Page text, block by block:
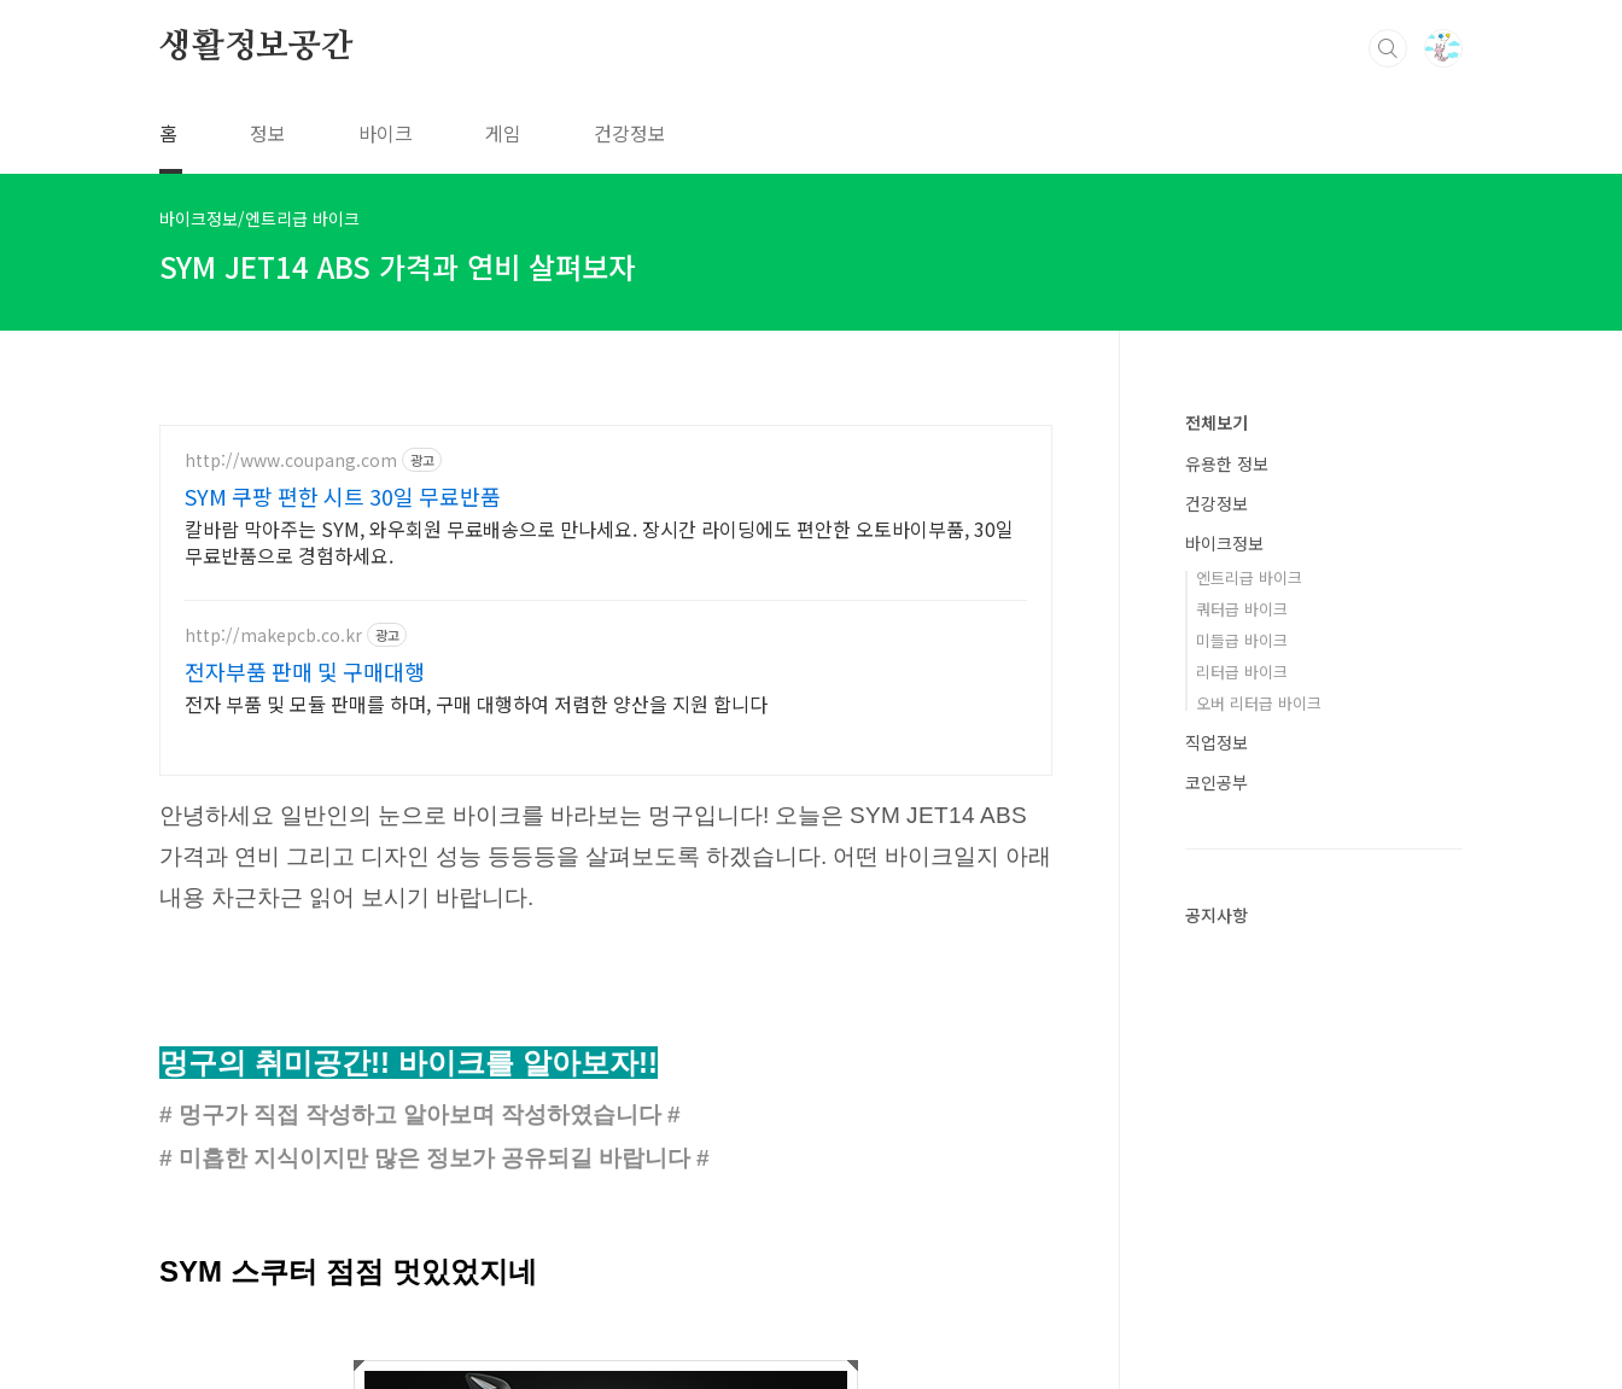
생활정보공간
홈 정보 바이크 게임 건강정보
바이크정보/엔트리급 바이크
SYM JET14 ABS 가격과 연비 살펴보자
http://www.coupang.com 광고
SYM 쿠팡 편한 시트 30일 무료반품
칼바람 막아주는 SYM, 와우회원 무료배송으로 만나세요. 장시간 라이딩에도 편안한 오토바이부품, 30일
무료반품으로 경험하세요.
http://makepcb.co.kr 광고
전자부품 판매 및 구매대행
전자 부품 및 모듈 판매를 하며, 구매 대행하여 저렴한 양산을 지원 합니다
안녕하세요 일반인의 눈으로 바이크를 바라보는 멍구입니다! 오늘은 SYM JET14 ABS
가격과 연비 그리고 디자인 성능 등등등을 살펴보도록 하겠습니다. 어떤 바이크일지 아래
내용 차근차근 읽어 보시기 바랍니다.
멍구의 취미공간!! 바이크를 알아보자!!
# 멍구가 직접 작성하고 알아보며 작성하였습니다 #
# 미흡한 지식이지만 많은 정보가 공유되길 바랍니다#
SYM 스쿠터 점점 멋있었지네
전체보기
유용한 정보
건강정보
바이크정보
엔트리급 바이크
쿼터급 바이크
미들급 바이크
리터급 바이크
오버 리터급 바이크
직업정보
코인공부
공지사항